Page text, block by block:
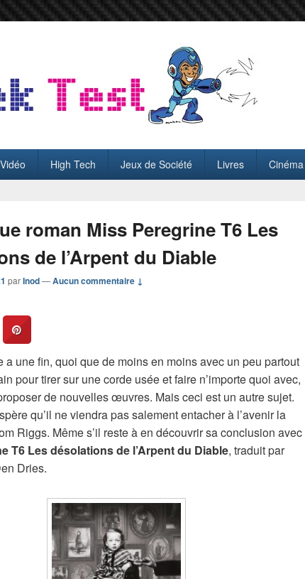
High Tech Jeux de Société Livres Cinéma
roman Miss Peregrine T6 Les
de l’Arpent du Diable
parInod—Aucun commentaire ↓
a une fin, quoi que de moins en moins avec un peu partout
pour tirer sur une corde usée et faire n’importe quoi avec,
de nouvelles œuvres. Mais ceci est un autre sujet.
qu’il ne viendra pas salement entacher à l’avenir la
Riggs. Même s’il reste à en découvrir sa conclusion avec
T6 Les désolations de l’Arpent du Diable, traduit par
Dries.